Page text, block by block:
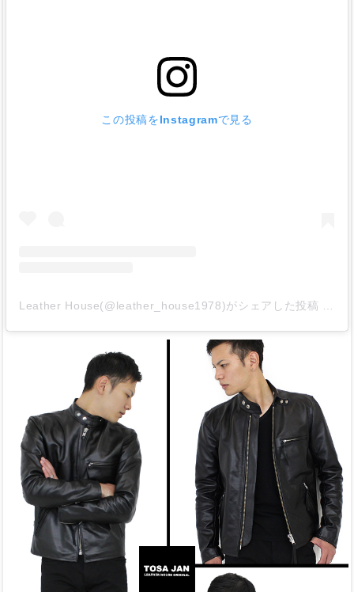
この投稿をInstagramで見る
Leather House(@leather_house1978)がシェアした投稿